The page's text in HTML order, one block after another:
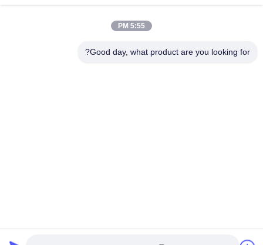
5:55 PM
Good day, what product are you looking for?